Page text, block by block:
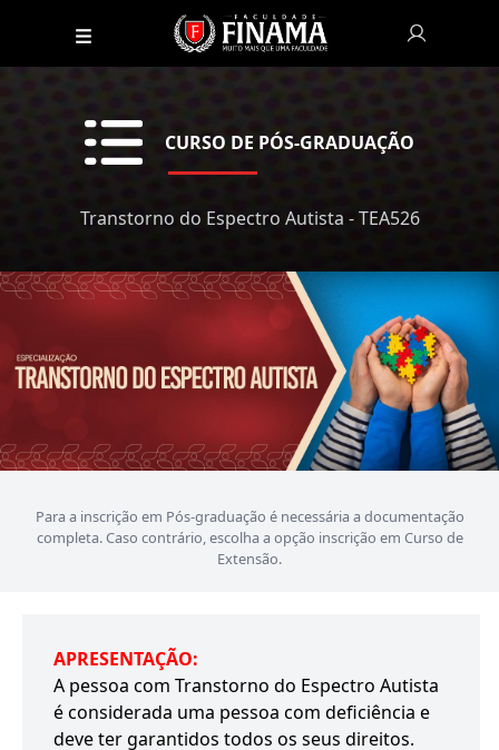
CURSO DE PÓS-GRADUAÇÃO
Transtorno do Espectro Autista - TEA526
Para a inscrição em Pós-graduação é necessária a documentação
completa. Caso contrário, escolha a opção inscrição em Curso de
Extensão.
APRESENTAÇÃO:
A pessoa com Transtorno do Espectro Autista
é considerada uma pessoa com deficiência e
deve ter garantidos todos os seus direitos.